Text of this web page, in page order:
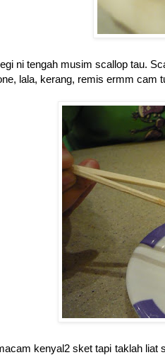
ni tengah musim scallop tau.
lala, kerang, remis ermm cam
kenyal2 sket tapi taklah liat